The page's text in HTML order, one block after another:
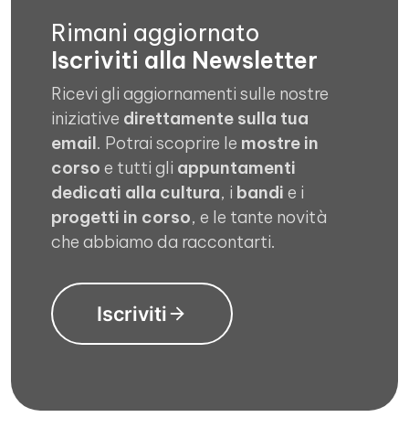
Rimani aggiornato
Iscriviti alla Newsletter
Ricevi gli aggiornamenti sulle nostre
iniziative direttamente sulla tua
email. Potrai scoprire le mostre in
corso e tutti gli appuntamenti
dedicati alla cultura, i bandi e i
progetti in corso, e le tante novità
che abbiamo da raccontarti.
Iscriviti